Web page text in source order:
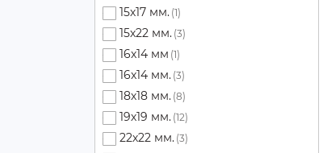
15х17 мм. (1)
15х22 мм. (3)
16x14 мм (1)
16x14 мм. (3)
18х18 мм. (8)
19х19 мм. (12)
22х22 мм. (3)